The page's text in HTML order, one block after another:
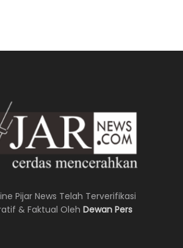
Pijar News Telah Terverifikasi
& Faktual Oleh Dewan Pers